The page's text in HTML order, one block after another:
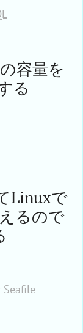
容量を
る
Linuxで
るので
Seafile